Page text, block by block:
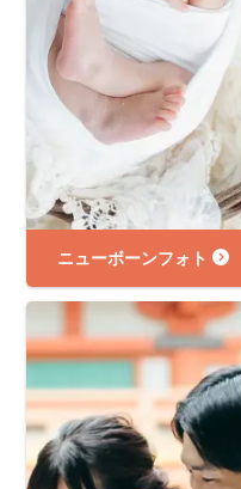
ニューボーンフォト